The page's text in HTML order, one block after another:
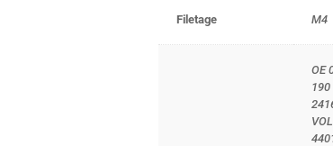
Filetage M4
OE
190